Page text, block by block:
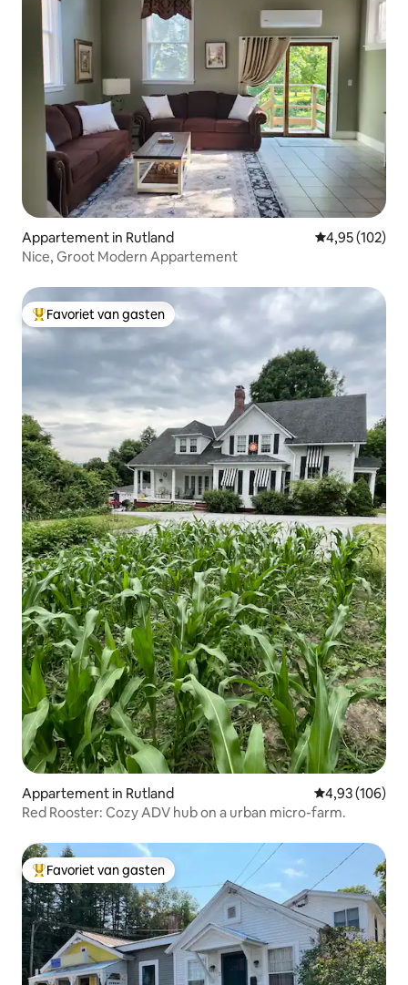
Appartement in Rutland Gemiddelde
4,95 (102)
Nice, Groot Modern Appartement
Topfavoriet van gasten
Favoriet van gasten
Appartement in Rutland Gemiddelde
4,93 (106)
Red Rooster: Cozy ADV hub on a urban micro-farm.
Topfavoriet van gasten
Favoriet van gasten